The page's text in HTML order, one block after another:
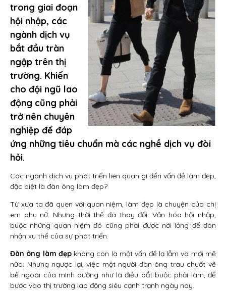
trong giai đoạn
hội nhập, các
ngành dịch vụ
bắt đầu tràn
ngập trên thị
trường. Khiến
cho đội ngũ lao
động cũng phải
trở nên chuyên
nghiệp để đáp
ứng những tiêu chuẩn mà các nghề dịch vụ đòi
hỏi.
Các ngành dịch vụ phát triển liên quan gì đến vấn đề làm đẹp,
đặc biệt là đàn ông làm đẹp?
Từ xưa ta đã quen với quan niệm, làm đẹp là chuyện của chị
em phụ nữ. Nhưng thời thế đã thay đổi. Văn hóa hội nhập,
buộc những quan niệm đó cũng phải được nới lỏng để đón
nhận xu thế của sự phát triển.
Đàn ông làm đẹpkhông còn là một vấn đề lạ lẫm và mới mẽ
nữa. Nhưng ngược lại, việc một người đàn ông trau chuốt vẽ
bề ngoài của mình dường như là điều bắt buộc phải làm, để
bước vào thị trường lao động siêu cạnh trạnh ngày nay.